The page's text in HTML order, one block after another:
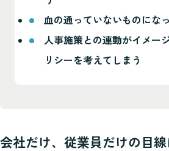
血の通っていないものにな
人事施策との連動がイメー
リシーを考えてしまう
会社だけ、従業員だけの目